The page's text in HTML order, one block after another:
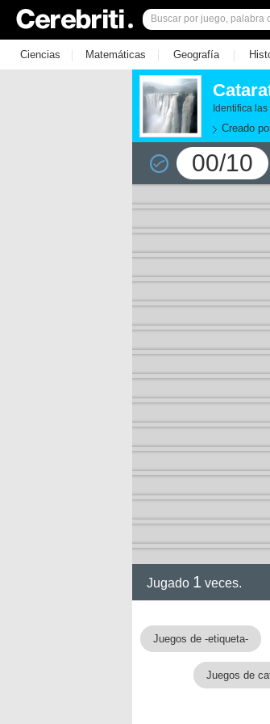
Ciencias | Matemáticas | Geografía |
Identifica
Creado
00/10
Jugado 1 veces.
Juegos de -etiqueta-
Juegos de